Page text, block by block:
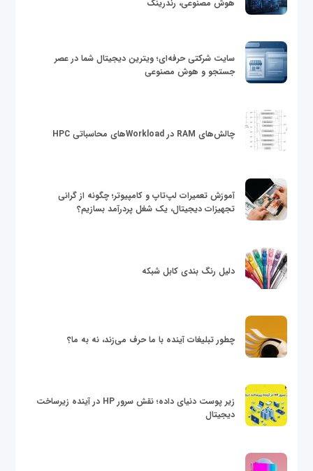
هوش مصنوعی، رندرینگ
سایت شرکتی حرفه‌ای؛ ویترین دیجیتال شما در عصر
جستجو و هوش مصنوعی
چالش‌های RAM در Workloadهای محاسباتی HPC
آموزش تعمیرات لپ‌تاپ و کامپیوتر؛ چگونه از گرانی
تجهیزات دیجیتال، یک شغل پردرآمد بسازیم؟
دلیل رنگ بندی کابل شبکه
چطور تبلیغات آینده با ما حرف می‌زند، نه به ما؟
زیر پوست دنیای داده؛ نقش سرور HP در آینده زیرساخت
دیجیتال